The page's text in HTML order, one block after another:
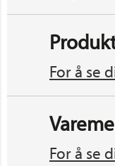
For å se
For å se